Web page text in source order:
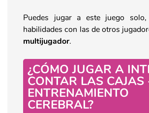
Puedes jugar a este juego
habilidades con las de otros
multijugador.
¿CÓMO JUGAR A
CONTAR LAS CAJAS
ENTRENAMIENTO
CEREBRAL?